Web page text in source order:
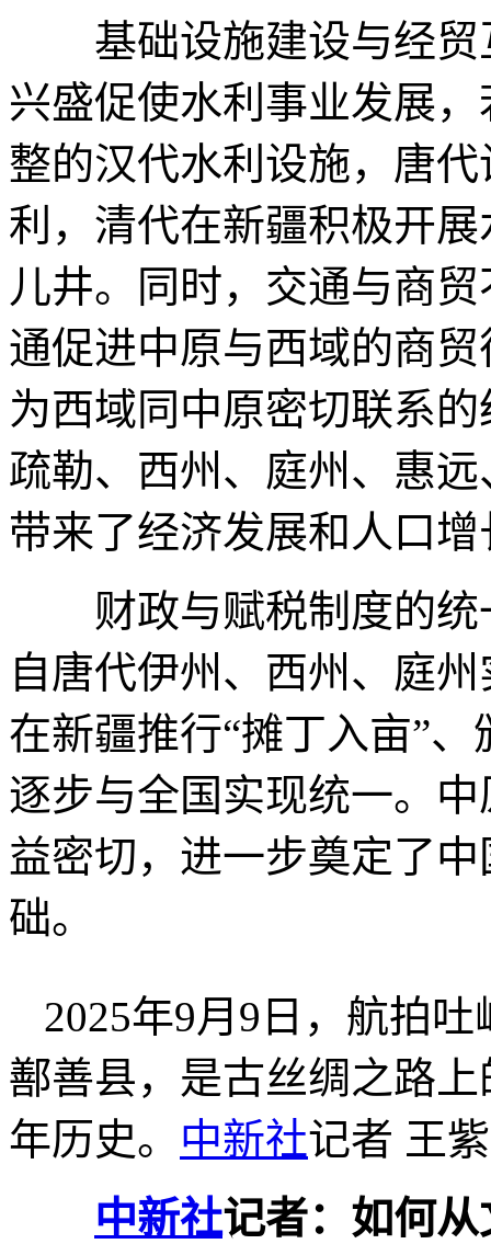
基础设施建设与经贸
兴盛促使水利事业发展
整的汉代水利设施，唐
利，清代在新疆积极开
儿井。同时，交通与商
通促进中原与西域的商
为西域同中原密切联系
疏勒、西州、庭州、惠
带来了经济发展和人口增
财政与赋税制度的统
自唐代伊州、西州、庭
在新疆推行“摊丁入亩”
逐步与全国实现统一。
益密切，进一步奠定了
础。
2025年9月9日，航拍
鄯善县，是古丝绸之路
年历史。 中新社记者 王
中新社记者：如何